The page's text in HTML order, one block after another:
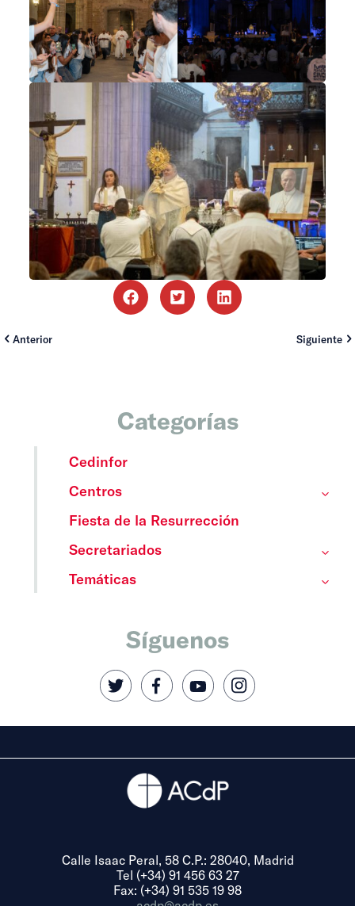
Anterior Siguiente
Categorías
Cedinfor
Centros
Fiesta de la Resurrección
Secretariados
Temáticas
Síguenos
Calle Isaac Peral, 58 C.P.: 28040, Madrid
Tel (+34) 91 456 63 27
Fax: (+34) 91 535 19 98